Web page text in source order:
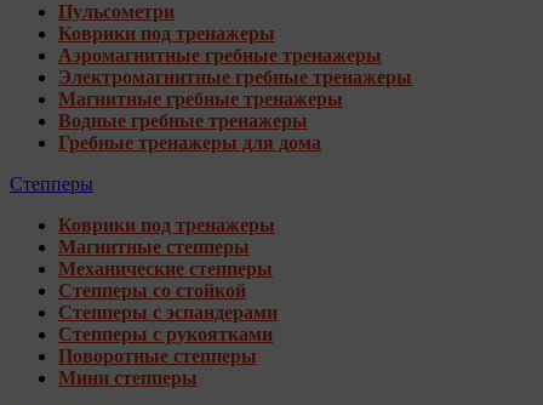
Пульсометри
Коврики под тренажеры
Аэромагнитные гребные тренажеры
Электромагнитные гребные тренажеры
Магнитные гребные тренажеры
Водные гребные тренажеры
Гребные тренажеры для дома
Степперы
Коврики под тренажеры
Магнитные степперы
Механические степперы
Степперы со стойкой
Степперы с эспандерами
Степперы с рукоятками
Поворотные степперы
Мини степперы